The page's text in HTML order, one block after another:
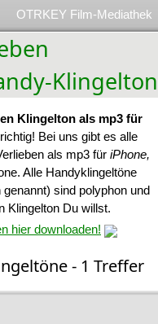
OTRKEY Film-Mediathek
Klingelton
Klingelton als mp3 für
Bei uns gibt es alle
als mp3 für iPhone,
Alle Handyklingeltöne
sind polyphon und
Klingelton Du willst.
hier downloaden!
- 1 Treffer